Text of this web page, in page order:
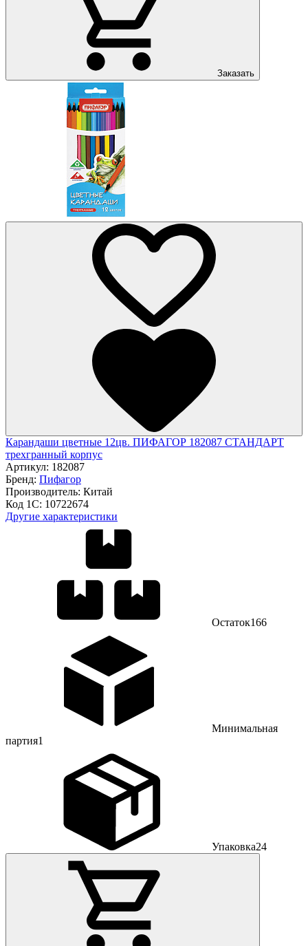
Заказать
Карандаши цветные 12цв. ПИФАГОР 182087 СТАНДАРТ
трехгранный корпус
Артикул: 182087
Бренд: Пифагор
Производитель: Китай
Код 1С: 10722674
Другие характеристики
Остаток166
Минимальная
партия1
Упаковка24